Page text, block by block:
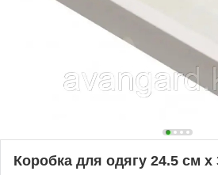
Коробка для одягу 24.5 см х